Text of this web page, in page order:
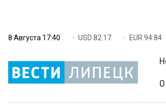
8 Августа 17:40 USD 82.17 EUR 94.84